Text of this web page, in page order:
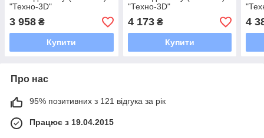
"Техно-3D"
3 958 ₴
Купити
"Техно-3D"
4 173₴
Купити
4
Про нас
95% позитивних з 121 відгука за рік
Працює з 19.04.2015